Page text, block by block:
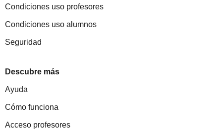
Condiciones uso profesores
Condiciones uso alumnos
Seguridad
Descubre más
Ayuda
Cómo funciona
Acceso profesores